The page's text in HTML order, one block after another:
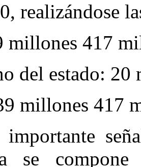
realizándose
millones 417
del estado: 20
millones 417
importante
se